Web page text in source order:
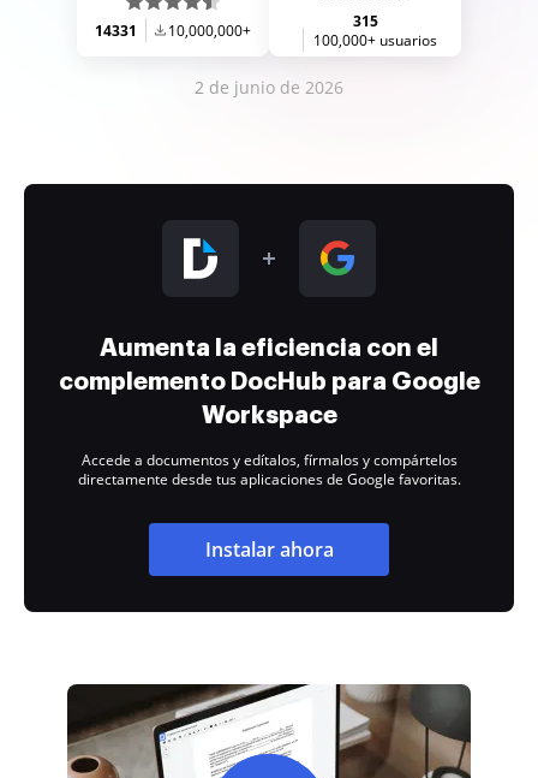
14331 10,000,000+
315
100,000+ usuarios
2 de junio de 2026
Aumenta la eficiencia con el
complemento DocHub para Google
Workspace
Accede a documentos y edítalos, fírmalos y compártelos
directamente desde tus aplicaciones de Google favoritas.
Instalar ahora